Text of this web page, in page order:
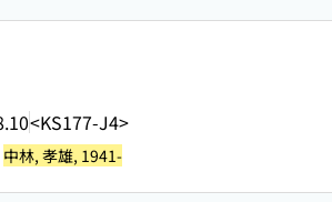
<KS177-J4>
中林, 孝雄, 1941-